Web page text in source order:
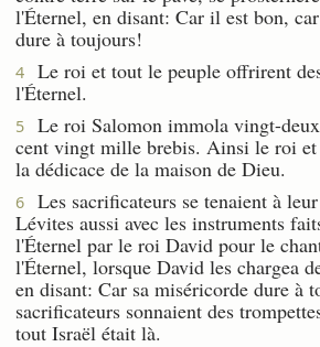
l'Éternel, en disant: Car il est bon,
dure à toujours!
4
Le roi et tout le peuple offrirent
l'Éternel.
5
Le roi Salomon immola vingt-
cent vingt mille brebis. Ainsi le roi
la dédicace de la maison de Dieu.
6
Les sacrificateurs se tenaient à
Lévites aussi avec les instruments
l'Éternel par le roi David pour le
l'Éternel, lorsque David les chargea
en disant: Car sa miséricorde dure à
sacrificateurs sonnaient des
tout Israël était là.